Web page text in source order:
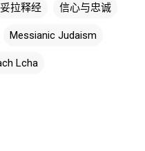
妥拉释经 信心与忠诚
Messianic Judaism
Lcha